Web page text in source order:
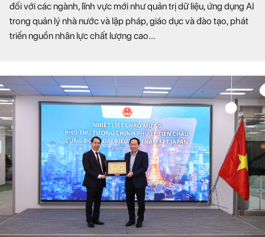
đối với các ngành, lĩnh vực mới như quản trị dữ liệu, ứng dụng AI
trong quản lý nhà nước và lập pháp, giáo dục và đào tạo, phát
triển nguồn nhân lực chất lượng cao…